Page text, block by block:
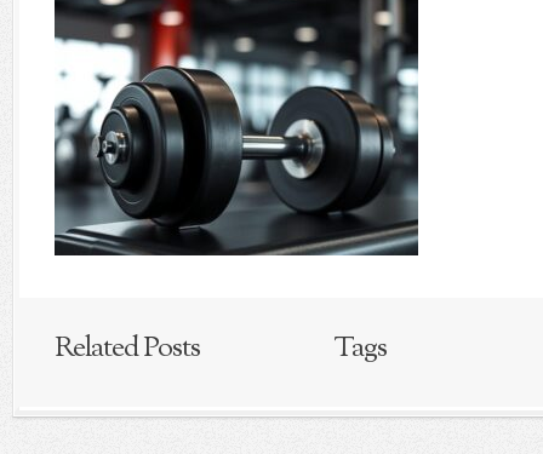
Related Posts Tags